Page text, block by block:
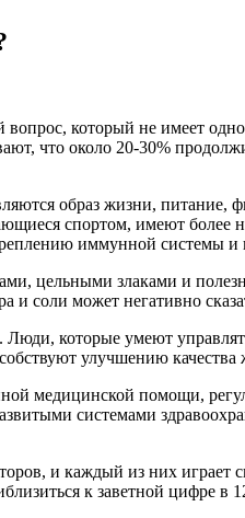
который не имеет
что около 20-30%
образ жизни, питание,
спортом, имеют более
иммунной системы
цельными злаками и
и соли может негативно
которые умеют
улучшению
медицинской помощи,
системами
и каждый из них
к заветной цифре в